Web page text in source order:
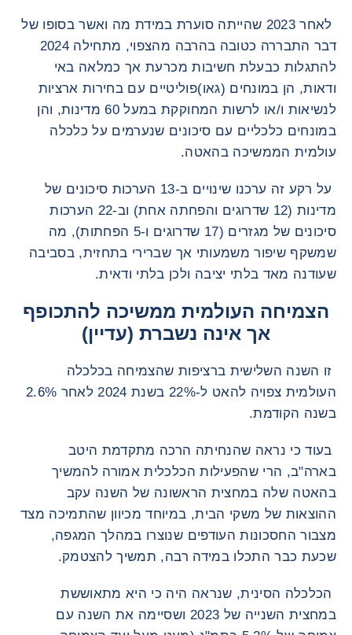
לאחר 2023 שהייתה סוערת במידת מה ואשר בסופו של
דבר התבררה כטובה בהרבה מהצפוי, מתחילה 2024
להתגלות כבעלת חשיבות מכרעת אך כמלאה באי
ודאות, הן במונחים (גאו)פוליטיים עם בחירות ארציות
לנשיאות ו/או לרשות המחוקקת במעל 60 מדינות, והן
במונחים כלכליים עם סיכונים שנערמים על כלכלה
עולמית הממשיכה בהאטה.
על רקע זה ערכנו שינויים ב-13 הערכות סיכונים של
מדינות (12 שדרוגים והפחתה אחת) וב-22 הערכות
סיכונים של מגזרים (17 שדרוגים ו-5 הפחתות), מה
שמשקף שיפור משמעותי אך שברירי בתחזית, בסביבה
שעודנה מאד בלתי יציבה ולכן בלתי ודאית.
הצמיחה העולמית ממשיכה להתכופף
אך אינה נשברת (עדיין)
זו השנה השלישית ברציפות שהצמיחה בכלכלה
העולמית צפויה להאט ל-22% בשנת 2024 לאחר 2.6%
בשנה הקודמת.
בעוד כי נראה שהנחיתה הרכה מתקדמת היטב
בארה"ב, הרי שהפעילות הכלכלית אמורה להמשיך
בהאטה שלה במחצית הראשונה של השנה עקב
ההוצאות של משקי הבית, במיוחד מכיוון שהתמיכה מצד
מצבור החסכונות העודפים שנוצרו במהלך המגפה,
שכעת כבר התכלו במידה רבה, תמשיך להצטמק.
הכלכלה הסינית, שנראה היה כי היא מתאוששת
במחצית השנייה של 2023 ושסיימה את השנה עם